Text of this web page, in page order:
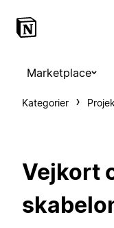
Marketplace
Kategorier
Vejkort